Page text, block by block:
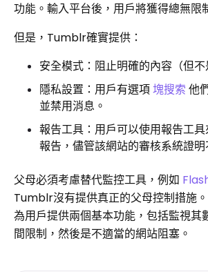
功能。輸入平台後，用戶將獲得總無限
但是，Tumblr確實提供：
安全模式：阻止明確的內容（但不
隱私設置：用戶有選項塊搜索 他
並禁用消息。
報告工具：用戶可以使用報告工
報告，儘管該網站的審核系統證明
父母必須考慮替代監控工具，例如
Tumblr沒有提供真正的父母控制措施。
為用戶提供兩個基本功能，包括監視其
間限制，然後是不適當的網站阻塞。